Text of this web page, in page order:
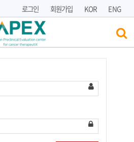
로그인 회원가입 KOR ENG